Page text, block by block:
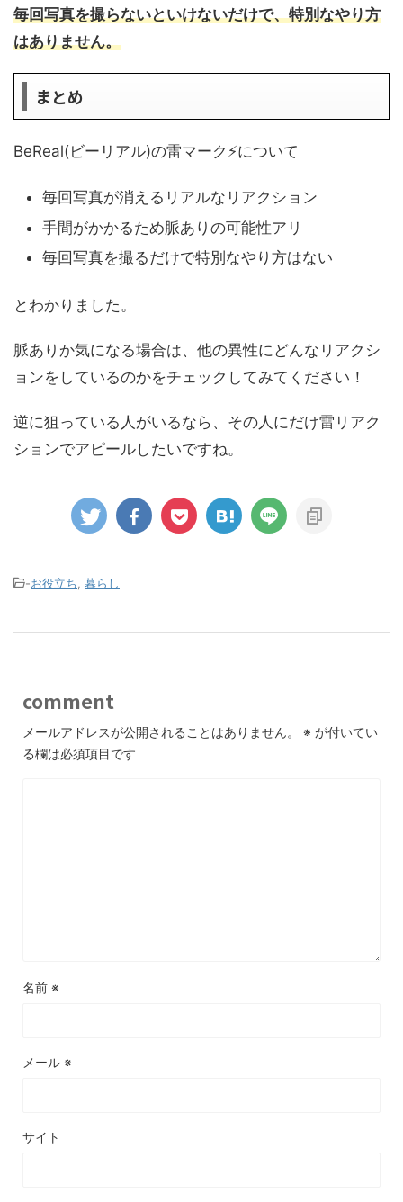
毎回写真を撮らないといけないだけで、特別なやり方
はありません。
まとめ
BeReal(ビーリアル)の雷マーク⚡️について
毎回写真が消えるリアルなリアクション
手間がかかるため脈ありの可能性アリ
毎回写真を撮るだけで特別なやり方はない
とわかりました。
脈ありか気になる場合は、他の異性にどんなリアクシ
ョンをしているのかをチェックしてみてください！
逆に狙っている人がいるなら、その人にだけ雷リアク
ションでアピールしたいですね。
-お役立ち 暮らし
comment
メールアドレスが公開されることはありません。 ※ が付いてい
る欄は必須項目です
名前 ※
メール ※
サイト